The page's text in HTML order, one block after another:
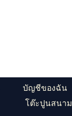
บัญชีของฉัน
โต๊ะปูนสนาม